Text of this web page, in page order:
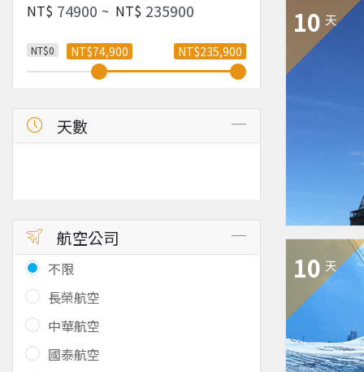
NT$ ~ NT$
NT$0 NT$74,900 NT$235,900
天數
航空公司
不限
長榮航空
中華航空
國泰航空
10 天
10 天